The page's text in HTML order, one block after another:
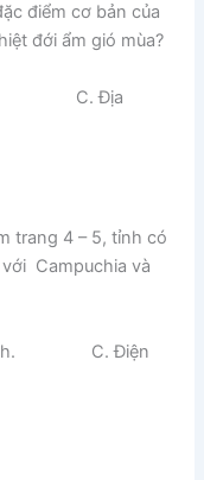
điểm cơ bản của
đới ẩm gió mùa?
lí. C. Địa
trang 4 – 5, tỉnh có
Campuchia và
C. Điện